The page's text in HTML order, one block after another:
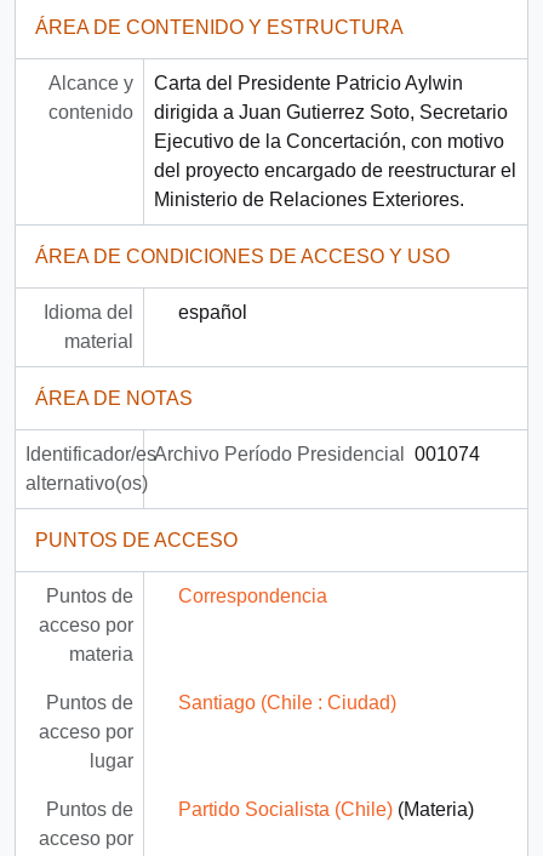
ÁREA DE CONTENIDO Y ESTRUCTURA
Alcance y
contenido
Carta del Presidente Patricio Aylwin
dirigida a Juan Gutierrez Soto, Secretario
Ejecutivo de la Concertación, con motivo
del proyecto encargado de reestructurar el
Ministerio de Relaciones Exteriores.
ÁREA DE CONDICIONES DE ACCESO Y USO
Idioma del
material
español
ÁREA DE NOTAS
Identificador/es
alternativo(os)
Archivo Período Presidencial 001074
PUNTOS DE ACCESO
Puntos de
acceso por
materia
Correspondencia
Puntos de
acceso por
lugar
Santiago (Chile : Ciudad)
Puntos de
acceso por
Partido Socialista (Chile)(Materia)